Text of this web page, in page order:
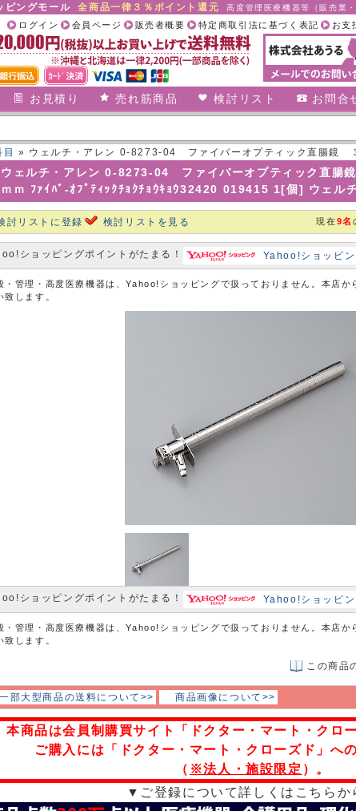
ピングモール全商品一律３％ポイント還元 高度管理医療機器等（販売
お支
特定商取引法に基づく表記
販売者概要
会員ページ
ログイン
お見積り 売れ筋商品 検討リスト お問合
» ウェルチ・アレン 0-8273-04 ファイバーオプティック直腸鏡
ﾊﾞ-ｵﾌﾟﾃｨｯｸﾁｮｸﾁｮｳｷｮｳ
ウェルチ・アレン 0-8273-04 ファイバーオプティック直
ｍｍ ﾌｧｲﾊﾞ-ｵﾌﾟﾃｨｯｸﾁｮｸﾁｮｳｷｮｳ32420 019415 1[個] ウェル
討リストに登録 検討リストを見る 現在9名
ショッピングポイントがたまる！ Yahoo!ショッピ
・管理・高度医療機器は、Yahoo!ショッピングで扱っておりません。本店か
致します。
ショッピングポイントがたまる！ Yahoo!ショッピ
・管理・高度医療機器は、Yahoo!ショッピングで扱っておりません。本店か
致します。
この商品
一部大型商品の送料について>> 商品画像について>>
本商品は会員制購買サイト「ドクター・マート・クロ
ご購入には「ドクター・マート・クローズド」へ
（ ※法人・施設限定 ）。
▼ご登録について詳しくはこちら